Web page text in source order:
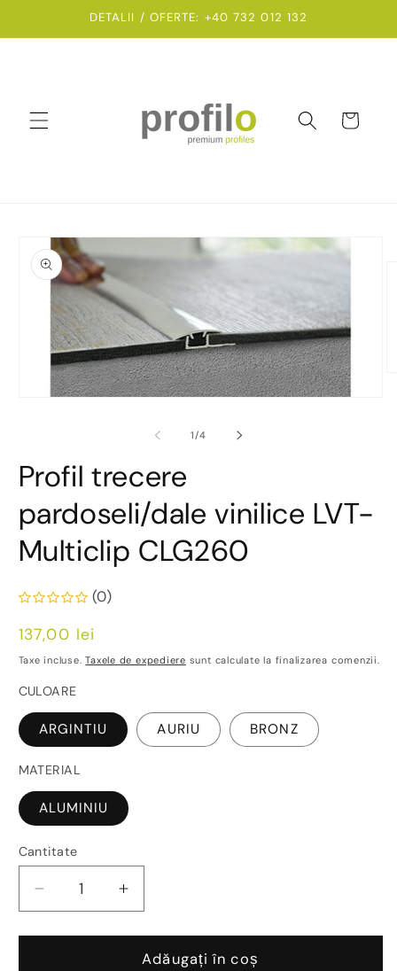
DETALII / OFERTE: +40 732 012 132
Coș
informațiile
despre
produs
o
fereastră
1/din
4
Profil trecere
pardoseli/dale vinilice LVT-
Multiclip CLG260
(0)
Preț
obișnuit
137,00 lei
Taxe incluse.Taxele de expediere sunt calculate la finalizarea comenzii.
CULOARE
ARGINTIU AURIU BRONZ
MATERIAL
ALUMINIU
Cantitate
Reduceți
cantitatea
pentru
Creșteți
cantitatea
pentru
Profil
Adăugați în coș